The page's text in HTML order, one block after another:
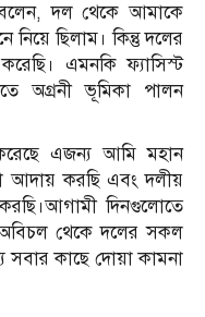
বলেন, দল থেকে আমাকে
নিয়ে ছিলাম। কিন্তু দলের
এমনকি ফ‍্যাসিস্ট
অগ্রনী ভূমিকা পালন
করেছে এজন‍্য আমি মহান
আদায় করছি এবং দলীয়
দিনগুলোতে
থেকে দলের সকল
সবার কাছে দোয়া কামনা